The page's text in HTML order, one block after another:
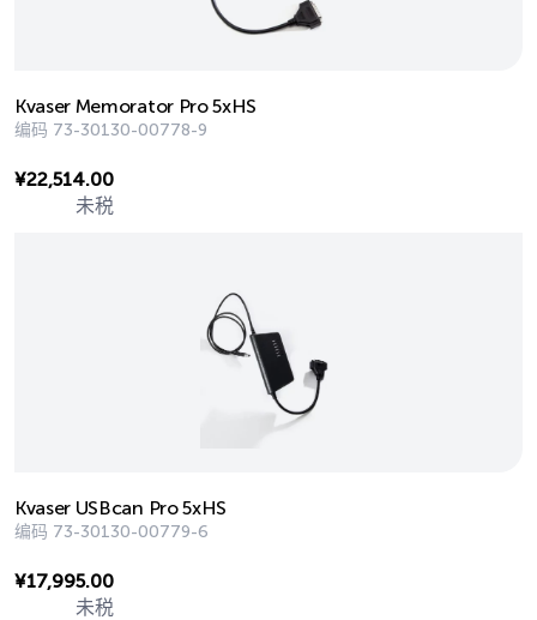
Kvaser Memorator Pro 5xHS
编码 73-30130-00778-9
¥22,514.00
未税
Kvaser USBcan Pro 5xHS
编码 73-30130-00779-6
¥17,995.00
未税